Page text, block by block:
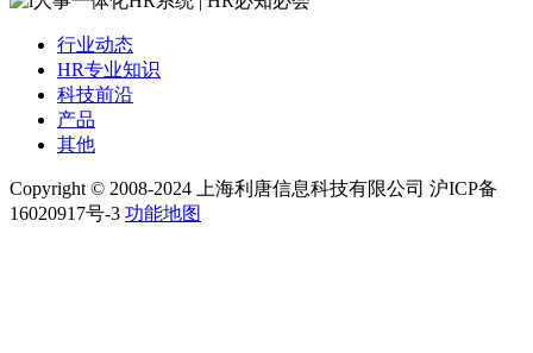
行业动态
HR专业知识
科技前沿
产品
其他
Copyright © 2008-2024 上海利唐信息科技有限公司 沪ICP备
16020917号-3 功能地图